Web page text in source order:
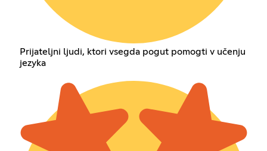
Prijateljni ljudi, ktori vsegda pogut pomogti v učenju
jezyka